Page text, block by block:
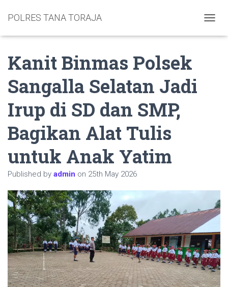
POLRES TANA TORAJA
Kanit Binmas Polsek
Sangalla Selatan Jadi
Irup di SD dan SMP,
Bagikan Alat Tulis
untuk Anak Yatim
Published by admin on 25th May 2026